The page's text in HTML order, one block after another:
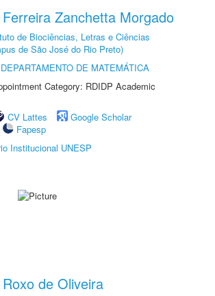
Zanchetta Morgado
de Biociências, Letras e Ciências
de São José do Rio Preto)
DEPARTAMENTO DE MATEMÁTICA
Category: RDIDP Academic
CV Lattes
Google Scholar
Fapesp
Institucional UNESP
de Oliveira